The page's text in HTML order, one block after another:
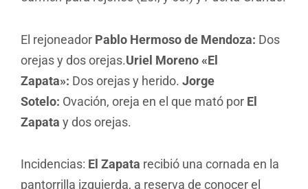
El rejoneador Pablo Hermoso de Mendoza: Dos
orejas y dos orejas.Uriel Moreno «El
Zapata»: Dos orejas y herido. Jorge
Sotelo: Ovación, oreja en el que mató por El
Zapata y dos orejas.
Incidencias: El Zapata recibió una cornada en la
pantorrilla izquierda, a reserva de conocer el